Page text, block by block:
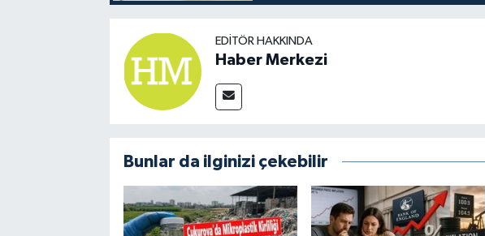
EDITÖR HAKKINDA
Haber Merkezi
Bunlar da ilginizi çekebilir